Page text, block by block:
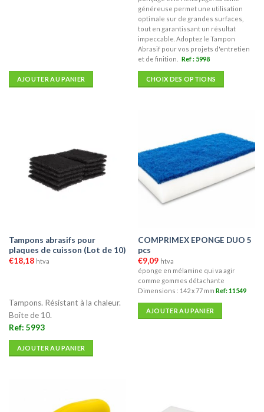
AJOUTER AU PANIER
généreuse permet une utilisation
optimale sur de grandes surfaces,
tout en garantissant un résultat
impeccable. Adoptez le Tampon
Abrasif pour vos projets d'entretien
et de finition. Ref : 5998
CHOIX DES OPTIONS
variations.
Les
options
peuvent
être
choisies
page
du
produit
Tampons abrasifs pour
plaques de cuisson (Lot de 10)
€18,18 htva
Tampons. Résistant à la chaleur.
Boîte de 10.
Ref: 5993
AJOUTER AU PANIER
COMPRIMEX EPONGE DUO 5
pcs
€9,09 htva
éponge en mélamine qui va agir
comme gommes détachante
Dimensions : 142 x 77 mm Ref: 11549
AJOUTER AU PANIER